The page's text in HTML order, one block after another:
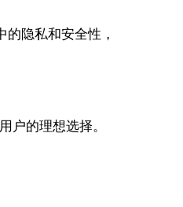
隐私和安全性，
的理想选择。